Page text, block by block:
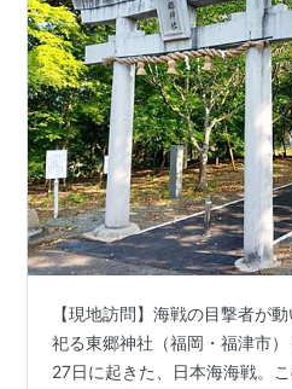
【現地訪問】海戦の目撃者が
祀る東郷神社（福岡・福津市
27日に起きた、日本海海戦。